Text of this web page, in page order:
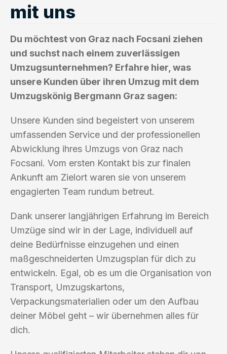
mit uns
Du möchtest von Graz nach Focsani ziehen
und suchst nach einem zuverlässigen
Umzugsunternehmen? Erfahre hier, was
unsere Kunden über ihren Umzug mit dem
Umzugskönig Bergmann Graz sagen:
Unsere Kunden sind begeistert von unserem
umfassenden Service und der professionellen
Abwicklung ihres Umzugs von Graz nach
Focsani. Vom ersten Kontakt bis zur finalen
Ankunft am Zielort waren sie von unserem
engagierten Team rundum betreut.
Dank unserer langjährigen Erfahrung im Bereich
Umzüge sind wir in der Lage, individuell auf
deine Bedürfnisse einzugehen und einen
maßgeschneiderten Umzugsplan für dich zu
entwickeln. Egal, ob es um die Organisation von
Transport, Umzugskartons,
Verpackungsmaterialien oder um den Aufbau
deiner Möbel geht – wir übernehmen alles für
dich.